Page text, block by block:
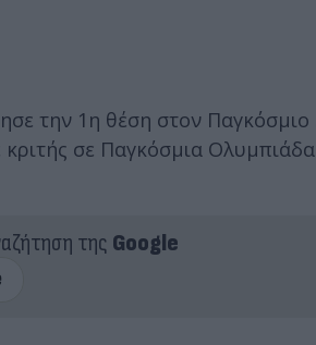
την 1η θέση στον Παγκόσμιο
κριτής σε Παγκόσμια Ολυμπιάδα
της Google